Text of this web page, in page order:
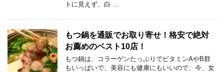
トに見えず、白 …
もつ鍋を通販でお取り寄せ！格安で絶対
お薦めのベスト10店！
もつ鍋は、コラーゲンたっぷりでビタミンAやB群
もいっぱいで、美容にも健康にもいいので、今、女